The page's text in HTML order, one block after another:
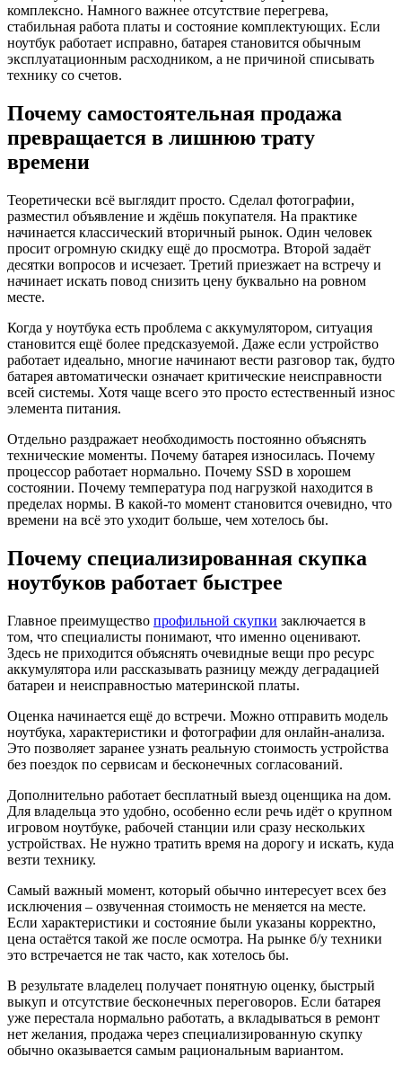
комплексно. Намного важнее отсутствие перегрева,
стабильная работа платы и состояние комплектующих. Если
ноутбук работает исправно, батарея становится обычным
эксплуатационным расходником, а не причиной списывать
технику со счетов.
Почему самостоятельная продажа
превращается в лишнюю трату
времени
Теоретически всё выглядит просто. Сделал фотографии,
разместил объявление и ждёшь покупателя. На практике
начинается классический вторичный рынок. Один человек
просит огромную скидку ещё до просмотра. Второй задаёт
десятки вопросов и исчезает. Третий приезжает на встречу и
начинает искать повод снизить цену буквально на ровном
месте.
Когда у ноутбука есть проблема с аккумулятором, ситуация
становится ещё более предсказуемой. Даже если устройство
работает идеально, многие начинают вести разговор так, будто
батарея автоматически означает критические неисправности
всей системы. Хотя чаще всего это просто естественный износ
элемента питания.
Отдельно раздражает необходимость постоянно объяснять
технические моменты. Почему батарея износилась. Почему
процессор работает нормально. Почему SSD в хорошем
состоянии. Почему температура под нагрузкой находится в
пределах нормы. В какой-то момент становится очевидно, что
времени на всё это уходит больше, чем хотелось бы.
Почему специализированная скупка
ноутбуков работает быстрее
Главное преимущество профильной скупки заключается в
том, что специалисты понимают, что именно оценивают.
Здесь не приходится объяснять очевидные вещи про ресурс
аккумулятора или рассказывать разницу между деградацией
батареи и неисправностью материнской платы.
Оценка начинается ещё до встречи. Можно отправить модель
ноутбука, характеристики и фотографии для онлайн-анализа.
Это позволяет заранее узнать реальную стоимость устройства
без поездок по сервисам и бесконечных согласований.
Дополнительно работает бесплатный выезд оценщика на дом.
Для владельца это удобно, особенно если речь идёт о крупном
игровом ноутбуке, рабочей станции или сразу нескольких
устройствах. Не нужно тратить время на дорогу и искать, куда
везти технику.
Самый важный момент, который обычно интересует всех без
исключения – озвученная стоимость не меняется на месте.
Если характеристики и состояние были указаны корректно,
цена остаётся такой же после осмотра. На рынке б/у техники
это встречается не так часто, как хотелось бы.
В результате владелец получает понятную оценку, быстрый
выкуп и отсутствие бесконечных переговоров. Если батарея
уже перестала нормально работать, а вкладываться в ремонт
нет желания, продажа через специализированную скупку
обычно оказывается самым рациональным вариантом.